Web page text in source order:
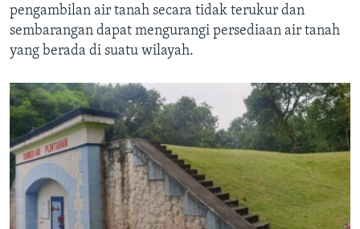
pengambilan air tanah secara tidak terukur dan
sembarangan dapat mengurangi persediaan air tanah
yang berada di suatu wilayah.